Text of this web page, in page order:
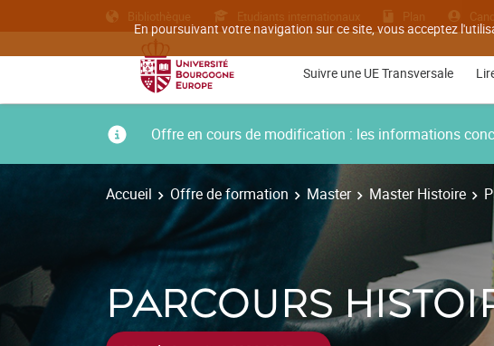
En poursuivant votre navigation sur ce site, vous acceptez
Bibliothèque Etudiants internationaux Plan
Suivre une UE Transversale
Offre en cours de modification : les informations
Accueil Offre de formation Master Master Histoire
PARCOURS